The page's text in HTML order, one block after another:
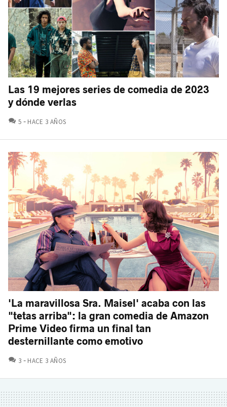
Las 19 mejores series de comedia de 2023
y dónde verlas
5 COMENTARIOS
HACE 3 AÑOS
'La maravillosa Sra. Maisel' acaba con las
"tetas arriba": la gran comedia de Amazon
Prime Video firma un final tan
desternillante como emotivo
3 COMENTARIOS
HACE 3 AÑOS